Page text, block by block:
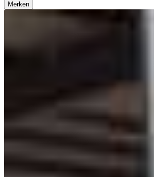
Merken